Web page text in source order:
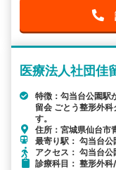
医療法人社団佳
特徴：勾当台公園駅
留会 ごとう整形外
す。
住所：宮城県仙台
最寄り駅： 勾当台
アクセス： 勾当台
診療科目： 整形外